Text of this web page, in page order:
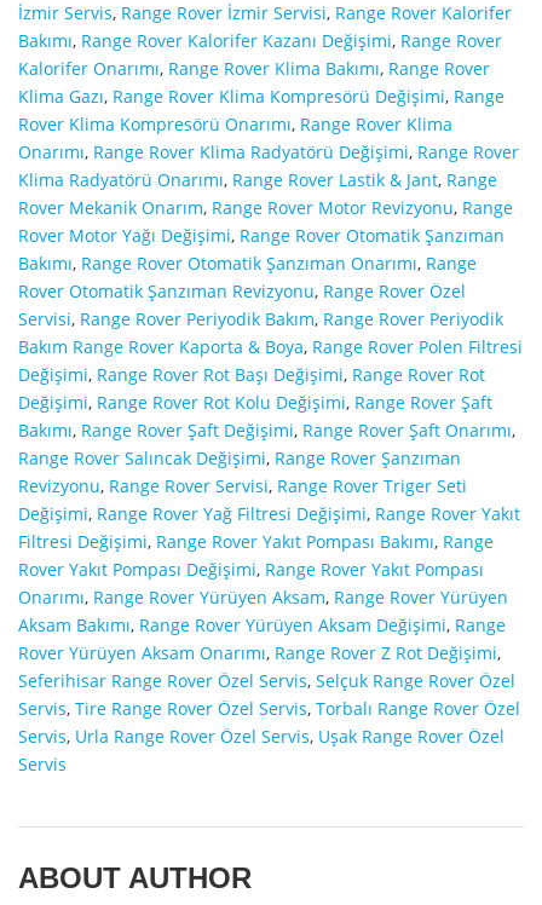
İzmir Servis, Range Rover İzmir Servisi, Range Rover Kalorifer
Bakımı, Range Rover Kalorifer Kazanı Değişimi, Range Rover
Kalorifer Onarımı, Range Rover Klima Bakımı, Range Rover
Klima Gazı, Range Rover Klima Kompresörü Değişimi, Range
Rover Klima Kompresörü Onarımı, Range Rover Klima
Onarımı, Range Rover Klima Radyatörü Değişimi, Range Rover
Klima Radyatörü Onarımı, Range Rover Lastik & Jant, Range
Rover Mekanik Onarım, Range Rover Motor Revizyonu, Range
Rover Motor Yağı Değişimi, Range Rover Otomatik Şanzıman
Bakımı, Range Rover Otomatik Şanzıman Onarımı, Range
Rover Otomatik Şanzıman Revizyonu, Range Rover Özel
Servisi, Range Rover Periyodik Bakım, Range Rover Periyodik
Bakım Range Rover Kaporta & Boya, Range Rover Polen Filtresi
Değişimi, Range Rover Rot Başı Değişimi, Range Rover Rot
Değişimi, Range Rover Rot Kolu Değişimi, Range Rover Şaft
Bakımı, Range Rover Şaft Değişimi, Range Rover Şaft Onarımı,
Range Rover Salıncak Değişimi, Range Rover Şanzıman
Revizyonu, Range Rover Servisi, Range Rover Triger Seti
Değişimi, Range Rover Yağ Filtresi Değişimi, Range Rover Yakıt
Filtresi Değişimi, Range Rover Yakıt Pompası Bakımı, Range
Rover Yakıt Pompası Değişimi, Range Rover Yakıt Pompası
Onarımı, Range Rover Yürüyen Aksam, Range Rover Yürüyen
Aksam Bakımı, Range Rover Yürüyen Aksam Değişimi, Range
Rover Yürüyen Aksam Onarımı, Range Rover Z Rot Değişimi,
Seferihisar Range Rover Özel Servis, Selçuk Range Rover Özel
Servis, Tire Range Rover Özel Servis, Torbalı Range Rover Özel
Servis, Urla Range Rover Özel Servis, Uşak Range Rover Özel
Servis
ABOUT AUTHOR